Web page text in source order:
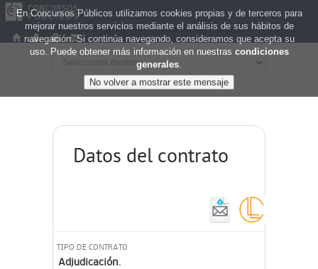
Datos del contrato
TIPO DE CONTRATO
Adjudicación.
En Concursos Públicos utilizamos cookies propias y de terceros para
mejorar nuestros servicios mediante el análisis de sus hábitos de
navegación. Si continúa navegando, consideramos que acepta su
uso. Puede obtener más información en nuestras condiciones
generales.